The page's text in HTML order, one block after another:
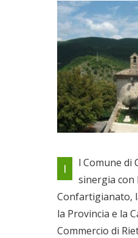
Dal 05/05/
06/05/2012
I
l Comune di
sinergia con
Confartigianato,
la Provincia e la
Commercio di